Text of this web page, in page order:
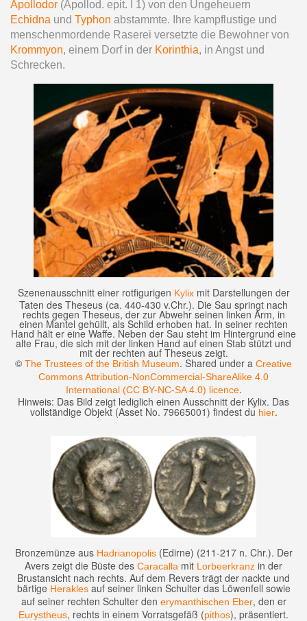
Apollodor (Apollod. epit. I 1) von den Ungeheuern
Echidna und Typhon abstammte. Ihre kampflustige und
menschenmordende Raserei versetzte die Bewohner von
Krommyon, einem Dorf in der Korinthia, in Angst und
Schrecken.
Szenenausschnitt einer rotfigurigen Kylixmit Darstellungen der
Taten des Theseus (ca. 440-430 v.Chr.). Die Sau springt nach
rechts gegen Theseus, der zur Abwehr seinen linken Arm, in
einen Mantel gehüllt, als Schild erhoben hat. In seiner rechten
Hand hält er eine Waffe. Neben der Sau steht im Hintergrund eine
alte Frau, die sich mit der linken Hand auf einen Stab stützt und
mit der rechten auf Theseus zeigt.
© The Trustees of the British Museum. Shared under a Creative
Commons Attribution-NonCommercial-ShareAlike 4.0
International (CC BY-NC-SA 4.0) licence.
Hinweis: Das Bild zeigt lediglich einen Ausschnitt der Kylix. Das
vollständige Objekt (Asset No. 79665001) findest du hier.
Bronzemünze aus Hadrianopolis(Edirne) (211-217 n. Chr.). Der
Avers zeigt die Büste des Caracalla mit Lorbeerkranz in der
Brustansicht nach rechts. Auf dem Revers trägt der nackte und
bärtige Heraklesauf seiner linken Schulter das Löwenfell sowie
auf seiner rechten Schulter den erymanthischen Eber, den er
Eurystheus, rechts in einem Vorratsgefäß (pithos), präsentiert.